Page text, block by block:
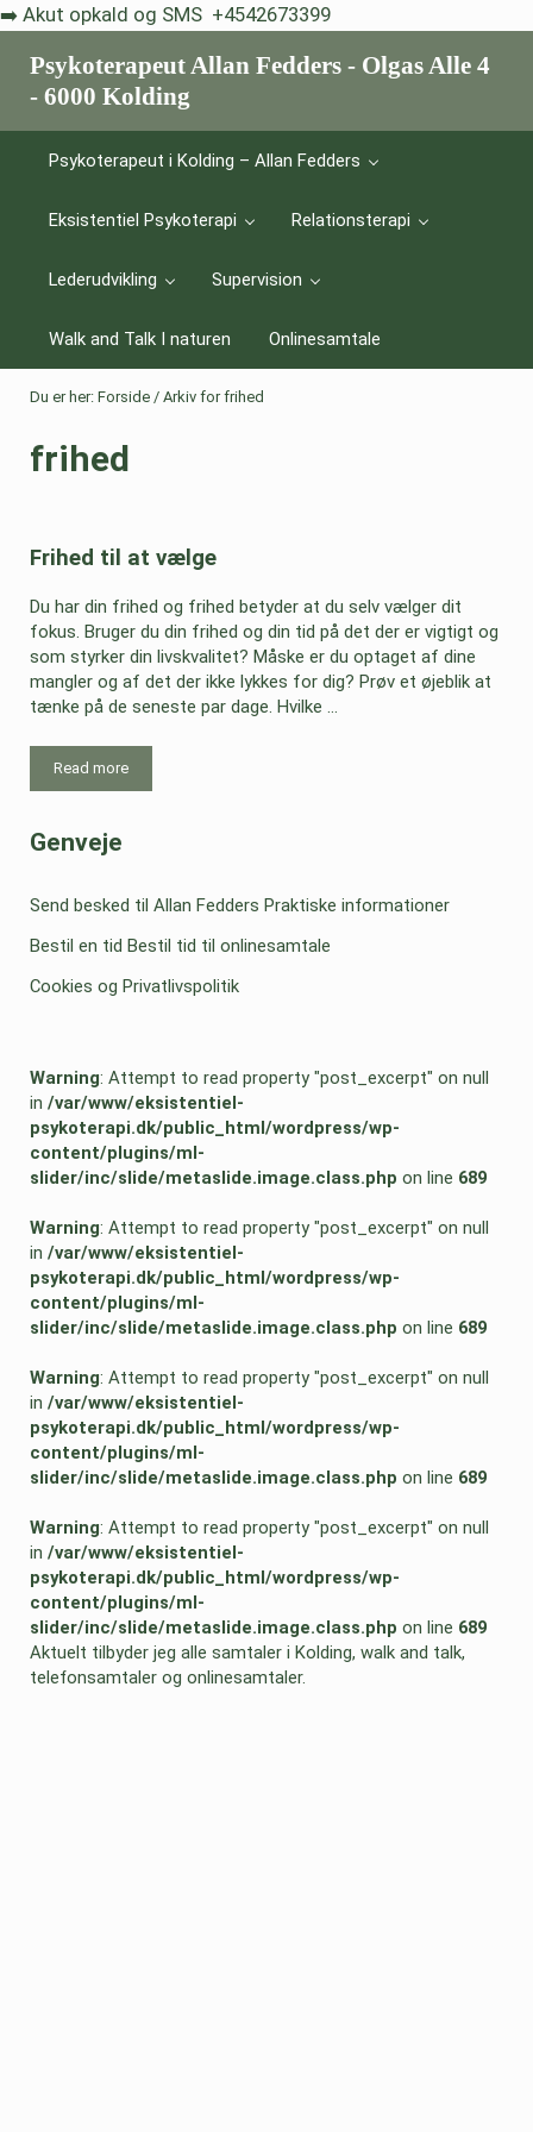
Skip til indhold
Skip to after header navigation
Skip to site footer
➡️ Akut opkald og SMS +4542673399
Psykoterapeut Allan Fedders - Olgas Alle 4
- 6000 Kolding
Psykoterapeut i Kolding – Allan Fedders
Eksistentiel Psykoterapi Relationsterapi
Lederudvikling Supervision
Walk and Talk I naturen Onlinesamtale
Du er her: Forside /Arkiv for frihed
frihed
Frihed til at vælge
Du har din frihed og frihed betyder at du selv vælger dit
fokus. Bruger du din frihed og din tid på det der er vigtigt og
som styrker din livskvalitet? Måske er du optaget af dine
mangler og af det der ikke lykkes for dig? Prøv et øjeblik at
tænke på de seneste par dage. Hvilke …
Read moreFrihed til at vælge
Sidebar
Genveje
Send besked til Allan Fedders Praktiske informationer
Bestil en tid Bestil tid til onlinesamtale
Cookies og Privatlivspolitik
Warning: Attempt to read property "post_excerpt" on null
in /var/www/eksistentiel-
psykoterapi.dk/public_html/wordpress/wp-
content/plugins/ml-
slider/inc/slide/metaslide.image.class.php on line 689
Warning: Attempt to read property "post_excerpt" on null
in /var/www/eksistentiel-
psykoterapi.dk/public_html/wordpress/wp-
content/plugins/ml-
slider/inc/slide/metaslide.image.class.php on line 689
Warning: Attempt to read property "post_excerpt" on null
in /var/www/eksistentiel-
psykoterapi.dk/public_html/wordpress/wp-
content/plugins/ml-
slider/inc/slide/metaslide.image.class.php on line 689
Warning: Attempt to read property "post_excerpt" on null
in /var/www/eksistentiel-
psykoterapi.dk/public_html/wordpress/wp-
content/plugins/ml-
slider/inc/slide/metaslide.image.class.php on line 689
Aktuelt tilbyder jeg alle samtaler i Kolding, walk and talk,
telefonsamtaler og onlinesamtaler.